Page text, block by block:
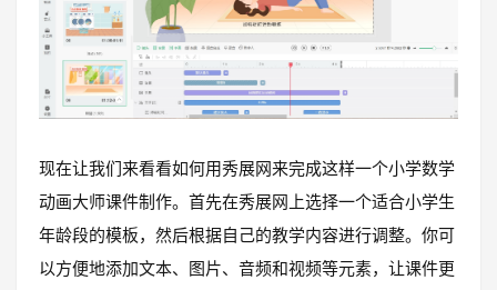
现在让我们来看看如何用秀展网来完成这样一个小学数学
动画大师课件制作。首先在秀展网上选择一个适合小学生
年龄段的模板，然后根据自己的教学内容进行调整。你可
以方便地添加文本、图片、音频和视频等元素，让课件更